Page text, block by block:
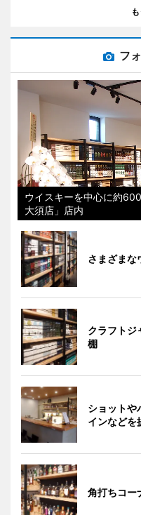
フ
ウイスキーを中心に約
大須店」店内
さまざまな
クラフトジ
棚
ショットや
インなどを
角打ちコー